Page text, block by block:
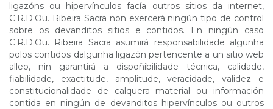
ligazóns ou hipervínculos facía outros sitios da internet,
C.R.D.Ou. Ribeira Sacra non exercerá ningún tipo de control
sobre os devanditos sitios e contidos. En ningún caso
C.R.D.Ou. Ribeira Sacra asumirá responsabilidade algunha
polos contidos dalgunha ligazón pertencente a un sitio web
alleo, nin garantirá a dispoñibilidade técnica, calidade,
fiabilidade, exactitude, amplitude, veracidade, validez e
constitucionalidade de calquera material ou información
contida en ningún de devanditos hipervínculos ou outros